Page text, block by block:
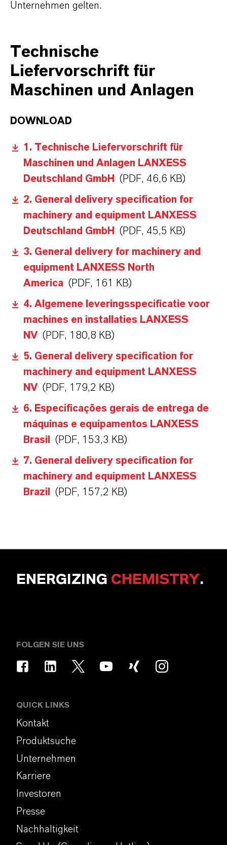
Unternehmen gelten.
Technische
Liefervorschrift für
Maschinen und Anlagen
DOWNLOAD
1. Technische Liefervorschrift für
Maschinen und Anlagen LANXESS
Deutschland GmbH
(PDF, 46,6 KB)
2. General delivery specification for
machinery and equipment LANXESS
Deutschland GmbH
(PDF, 45,5 KB)
3. General delivery for machinery and
equipment LANXESS North
America (PDF, 161 KB)
4. Algemene leveringsspecificatie voor
machines en installaties LANXESS
NV (PDF, 180,8 KB)
5. General delivery specification for
machinery and equipment LANXESS
NV (PDF, 179,2 KB)
6. Especificações gerais de entrega de
máquinas e equipamentos LANXESS
Brasil
(PDF, 153,3 KB)
7. General delivery specification for
machinery and equipment LANXESS
Brazil
(PDF, 157,2 KB)
ENERGIZING CHEMISTRY.
FOLGEN SIE UNS
QUICK LINKS
Kontakt
Produktsuche
Unternehmen
Karriere
Investoren
Presse
Nachhaltigkeit